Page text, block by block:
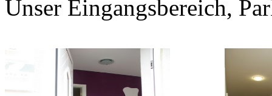
Unser Eingangsbereich,